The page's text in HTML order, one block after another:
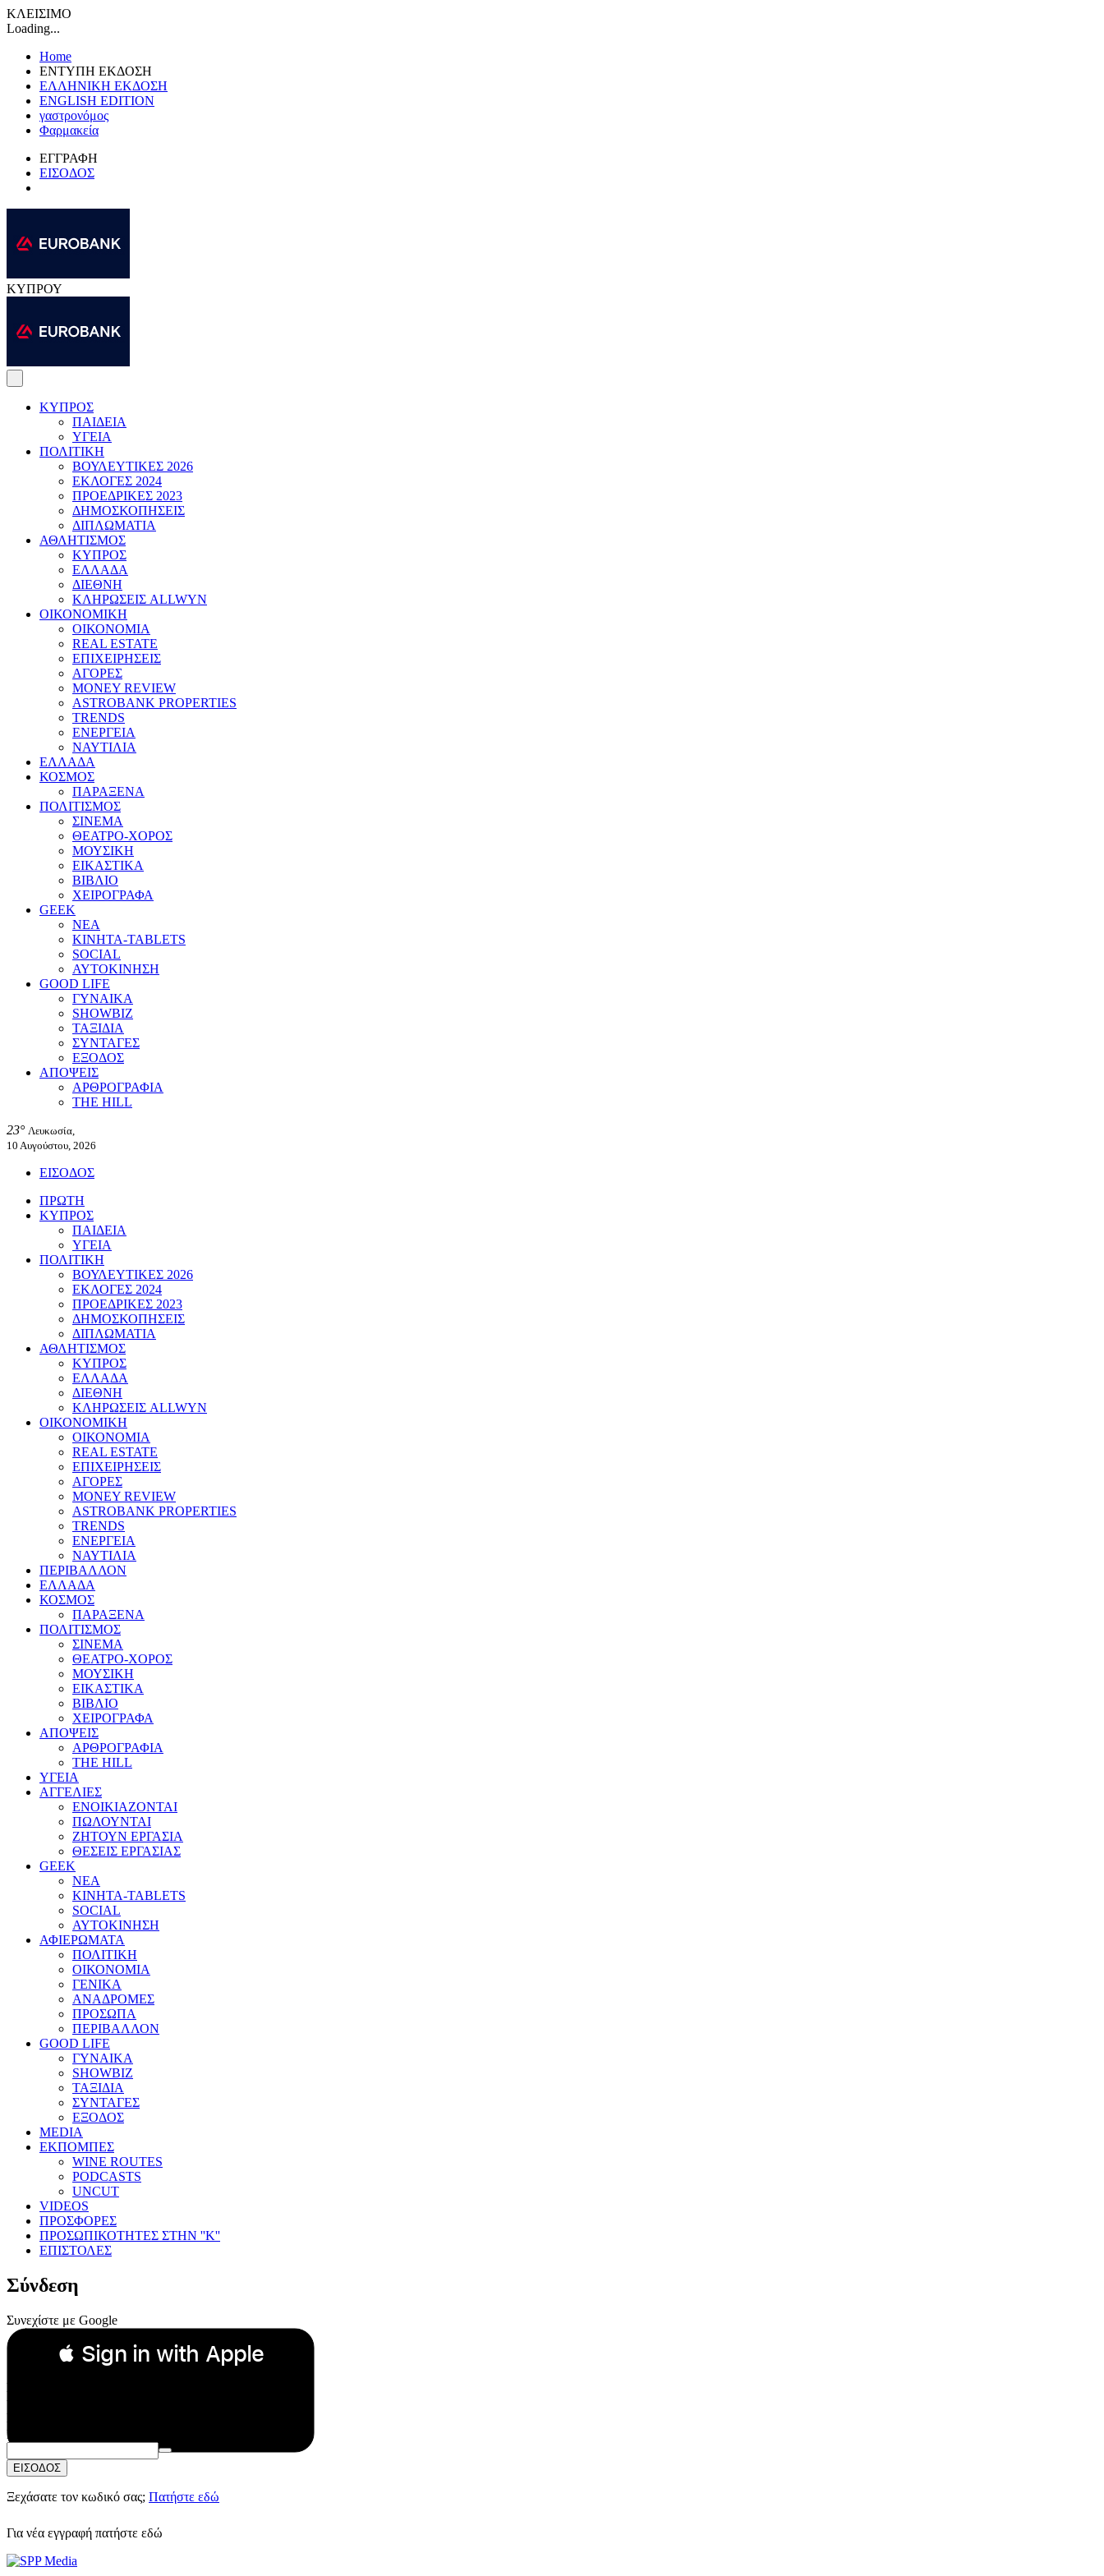
ΚΛΕΙΣΙΜΟ
Loading...
Home
ΕΝΤΥΠΗ ΕΚΔΟΣΗ
ΕΛΛΗΝΙΚΗ ΕΚΔΟΣΗ
ENGLISH EDITION
γαστρονόμος
Φαρμακεία
ΕΓΓΡΑΦΗ
ΕΙΣΟΔΟΣ
ΚΥΠΡΟΥ
ΚΥΠΡΟΣ
ΠΑΙΔΕΙΑ
ΥΓΕΙΑ
ΠΟΛΙΤΙΚΗ
ΒΟΥΛΕΥΤΙΚΕΣ 2026
ΕΚΛΟΓΕΣ 2024
ΠΡΟΕΔΡΙΚΕΣ 2023
ΔΗΜΟΣΚΟΠΗΣΕΙΣ
ΔΙΠΛΩΜΑΤΙΑ
ΑΘΛΗΤΙΣΜΟΣ
ΚΥΠΡΟΣ
ΕΛΛΑΔΑ
ΔΙΕΘΝΗ
ΚΛΗΡΩΣΕΙΣ ALLWYN
ΟΙΚΟΝΟΜΙΚΗ
ΟΙΚΟΝΟΜΙΑ
REAL ESTATE
ΕΠΙΧΕΙΡΗΣΕΙΣ
ΑΓΟΡΕΣ
MONEY REVIEW
ASTROBANK PROPERTIES
TRENDS
ΕΝΕΡΓΕΙΑ
ΝΑΥΤΙΛΙΑ
ΕΛΛΑΔΑ
ΚΟΣΜΟΣ
ΠΑΡΑΞΕΝΑ
ΠΟΛΙΤΙΣΜΟΣ
ΣΙΝΕΜΑ
ΘΕΑΤΡΟ-ΧΟΡΟΣ
ΜΟΥΣΙΚΗ
ΕΙΚΑΣΤΙΚΑ
ΒΙΒΛΙΟ
ΧΕΙΡΟΓΡΑΦΑ
GEEK
ΝΕΑ
ΚΙΝΗΤΑ-TABLETS
SOCIAL
ΑΥΤΟΚΙΝΗΣΗ
GOOD LIFE
ΓΥΝΑΙΚΑ
SHOWBIZ
ΤΑΞΙΔΙΑ
ΣΥΝΤΑΓΕΣ
ΕΞΟΔΟΣ
ΑΠΟΨΕΙΣ
ΑΡΘΡΟΓΡΑΦΙΑ
THE HILL
23° Λευκωσία,
10 Αυγούστου, 2026
ΕΙΣΟΔΟΣ
ΠΡΩΤΗ
ΚΥΠΡΟΣ
ΠΑΙΔΕΙΑ
ΥΓΕΙΑ
ΠΟΛΙΤΙΚΗ
ΒΟΥΛΕΥΤΙΚΕΣ 2026
ΕΚΛΟΓΕΣ 2024
ΠΡΟΕΔΡΙΚΕΣ 2023
ΔΗΜΟΣΚΟΠΗΣΕΙΣ
ΔΙΠΛΩΜΑΤΙΑ
ΑΘΛΗΤΙΣΜΟΣ
ΚΥΠΡΟΣ
ΕΛΛΑΔΑ
ΔΙΕΘΝΗ
ΚΛΗΡΩΣΕΙΣ ALLWYN
ΟΙΚΟΝΟΜΙΚΗ
ΟΙΚΟΝΟΜΙΑ
REAL ESTATE
ΕΠΙΧΕΙΡΗΣΕΙΣ
ΑΓΟΡΕΣ
MONEY REVIEW
ASTROBANK PROPERTIES
TRENDS
ΕΝΕΡΓΕΙΑ
ΝΑΥΤΙΛΙΑ
ΠΕΡΙΒΑΛΛΟΝ
ΕΛΛΑΔΑ
ΚΟΣΜΟΣ
ΠΑΡΑΞΕΝΑ
ΠΟΛΙΤΙΣΜΟΣ
ΣΙΝΕΜΑ
ΘΕΑΤΡΟ-ΧΟΡΟΣ
ΜΟΥΣΙΚΗ
ΕΙΚΑΣΤΙΚΑ
ΒΙΒΛΙΟ
ΧΕΙΡΟΓΡΑΦΑ
ΑΠΟΨΕΙΣ
ΑΡΘΡΟΓΡΑΦΙΑ
THE HILL
ΥΓΕΙΑ
ΑΓΓΕΛΙΕΣ
ΕΝΟΙΚΙΑΖΟΝΤΑΙ
ΠΩΛΟΥΝΤΑΙ
ΖΗΤΟΥΝ ΕΡΓΑΣΙΑ
ΘΕΣΕΙΣ ΕΡΓΑΣΙΑΣ
GEEK
ΝΕΑ
ΚΙΝΗΤΑ-TABLETS
SOCIAL
ΑΥΤΟΚΙΝΗΣΗ
ΑΦΙΕΡΩΜΑΤΑ
ΠΟΛΙΤΙΚΗ
ΟΙΚΟΝΟΜΙΑ
ΓΕΝΙΚΑ
ΑΝΑΔΡΟΜΕΣ
ΠΡΟΣΩΠΑ
ΠΕΡΙΒΑΛΛΟΝ
GOOD LIFE
ΓΥΝΑΙΚΑ
SHOWBIZ
ΤΑΞΙΔΙΑ
ΣΥΝΤΑΓΕΣ
ΕΞΟΔΟΣ
MEDIA
ΕΚΠΟΜΠΕΣ
WINE ROUTES
PODCASTS
UNCUT
VIDEOS
ΠΡΟΣΦΟΡΕΣ
ΠΡΟΣΩΠΙΚΟΤΗΤΕΣ ΣΤΗΝ ''Κ''
ΕΠΙΣΤΟΛΕΣ
Σύνδεση
Συνεχίστε με Google
 Sign in with Apple
Συνεχίστε με Apple
ή
Email:
Κωδικός Πρόσβασης:
ΕΙΣΟΔΟΣ
Ξεχάσατε τον κωδικό σας; Πατήστε εδώ
Για νέα εγγραφή πατήστε εδώ